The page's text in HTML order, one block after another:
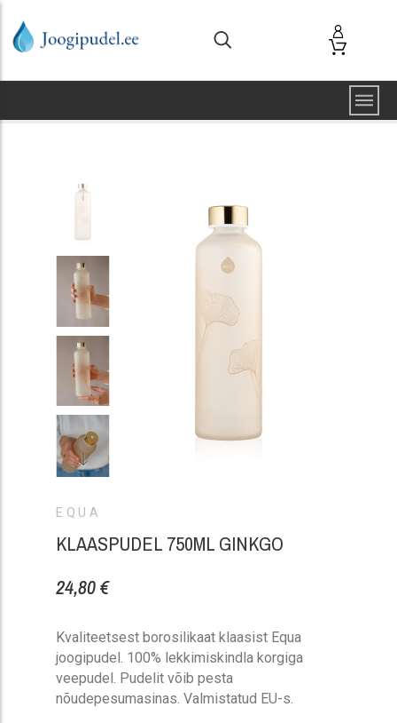
EQUA
KLAASPUDEL 750ML GINKGO
24,80 €
Kvaliteetsest borosilikaat klaasist Equa
joogipudel. 100% lekkimiskindla korgiga
veepudel. Pudelit võib pesta
nõudepesumasinas. Valmistatud EU-s.